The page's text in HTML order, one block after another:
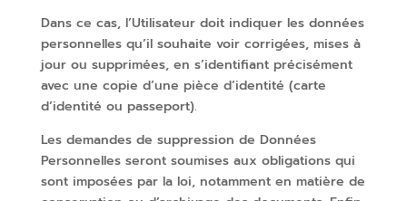
Dans ce cas, l’Utilisateur doit indiquer les données
personnelles qu’il souhaite voir corrigées, mises à
jour ou supprimées, en s’identifiant précisément
avec une copie d’une pièce d’identité (carte
d’identité ou passeport).
Les demandes de suppression de Données
Personnelles seront soumises aux obligations qui
sont imposées par la loi, notamment en matière de